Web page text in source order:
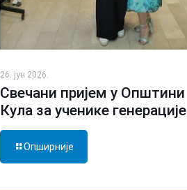
26. јун 2026.
Свечани пријем у Општини
Кула за ученике генерације
Опширније